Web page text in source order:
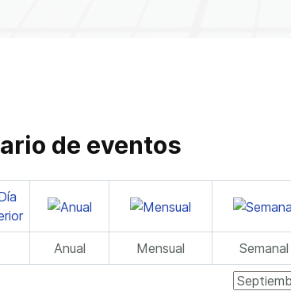
de eventos
Anual Mensual Semanal